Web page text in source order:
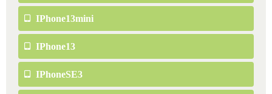
IPhone13mini
IPhone13
IPhoneSE3